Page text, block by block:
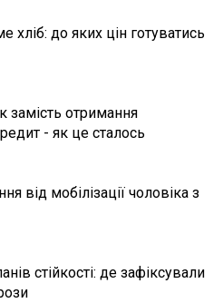
хліб: до яких цін готуватись
замість отримання
- як це сталось
від мобілізації чоловіка з
стійкості: де зафіксували